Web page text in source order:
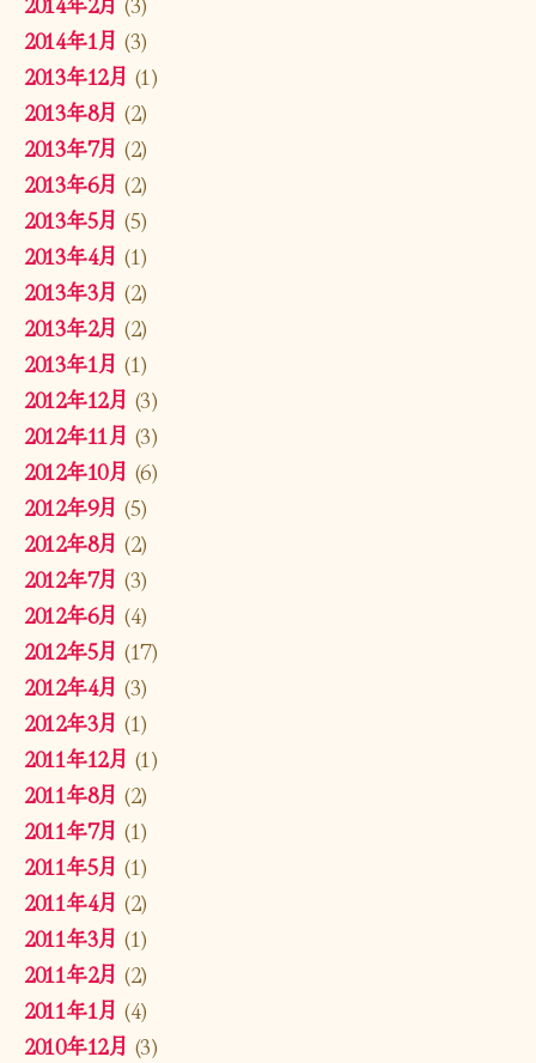
2014年1月 (3)
2013年12月 (1)
2013年8月 (2)
2013年7月 (2)
2013年6月 (2)
2013年5月 (5)
2013年4月 (1)
2013年3月 (2)
2013年2月 (2)
2013年1月 (1)
2012年12月 (3)
2012年11月 (3)
2012年10月 (6)
2012年9月 (5)
2012年8月 (2)
2012年7月 (3)
2012年6月 (4)
2012年5月 (17)
2012年4月 (3)
2012年3月 (1)
2011年12月 (1)
2011年8月 (2)
2011年7月 (1)
2011年5月 (1)
2011年4月 (2)
2011年3月 (1)
2011年2月 (2)
2011年1月 (4)
2010年12月 (3)